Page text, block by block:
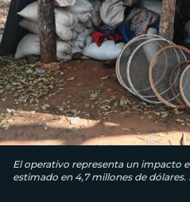
El operativo representa un impacto
estimado en 4,7 millones de dólares.